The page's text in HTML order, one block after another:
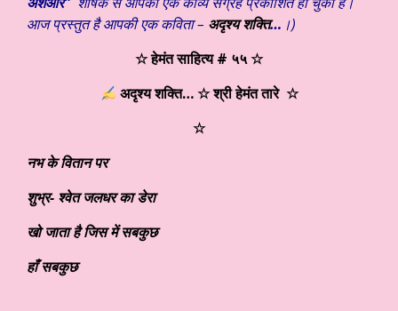
आज प्रस्तुत है आपकी एक कविता – अदृश्य शक्ति… ।)
☆ हेमंत साहित्य # ५५ ☆
अदृश्य शक्ति… ☆ श्री हेमंत तारे ☆
☆
नभ के वितान पर
शुभ्र- श्वेत जलधर का डेरा
खो जाता है जिस में सबकुछ
हाँ सबकुछ